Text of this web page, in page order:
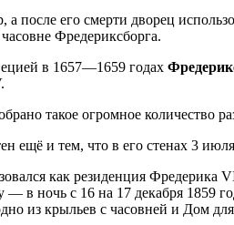
после его смерти дворец
Фредериксборга.
в 1657—1659 годах
такое огромное количество
ещё и тем, что в его стенах 3
как резиденция Фредерика
в ночь с 16 на 17 декабря 1859
из крыльев с часовней и Дом